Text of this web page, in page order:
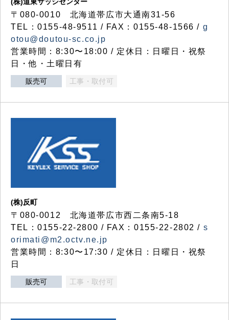
〒080-0010 北海道帯広市大通南31-56
TEL：0155-48-9511 / FAX：0155-48-1566 / g
otou@doutou-sc.co.jp
営業時間：8:30〜18:00 / 定休日：日曜日・祝祭
日・他・土曜日有
販売可 工事・取付可
(株)反町
〒080-0012 北海道帯広市西二条南5-18
TEL：0155-22-2800 / FAX：0155-22-2802 / s
orimati@m2.octv.ne.jp
営業時間：8:30〜17:30 / 定休日：日曜日・祝祭
日
販売可 工事・取付可